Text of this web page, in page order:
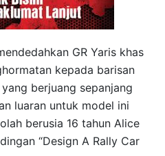
GR Yaris khas
kepada barisan
berjuang sepanjang
luaran untuk model ini
berusia 16 tahun Alice
“Design A Rally Car